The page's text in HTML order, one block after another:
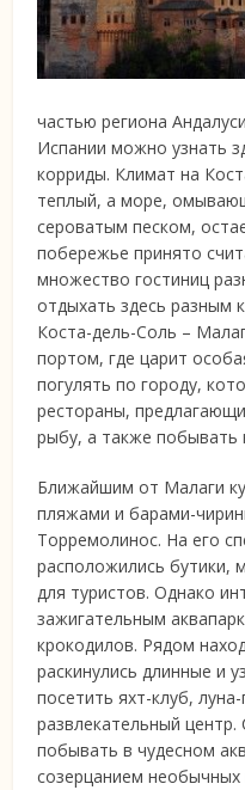
частью региона
Испании можно узнать
корриды. Климат на
теплый, а море,
сероватым песком,
побережье принято
множество гостиниц
отдыхать здесь разным
Коста-дель-Соль –
портом, где царит
погулять по городу,
рестораны,
рыбу, а также побывать
Ближайшим от Малаги
пляжами и барами-
Торремолинос. На его
расположились бутики,
для туристов. Однако
зажигательным
крокодилов. Рядом
раскинулись длинные и
посетить яхт-клуб,
развлекательный
побывать в чудесном
созерцанием необычных